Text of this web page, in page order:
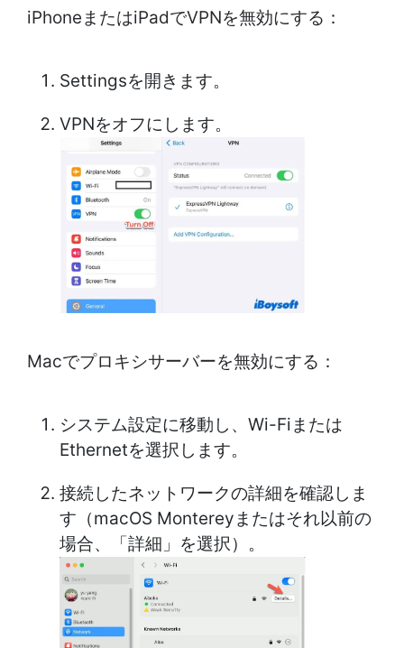
iPhoneまたはiPadでVPNを無効にする：
Settingsを開きます。
VPNをオフにします。
Macでプロキシサーバーを無効にする：
システム設定に移動し、Wi-Fiまたは
Ethernetを選択します。
接続したネットワークの詳細を確認しま
す（macOS Montereyまたはそれ以前の
場合、「詳細」を選択）。